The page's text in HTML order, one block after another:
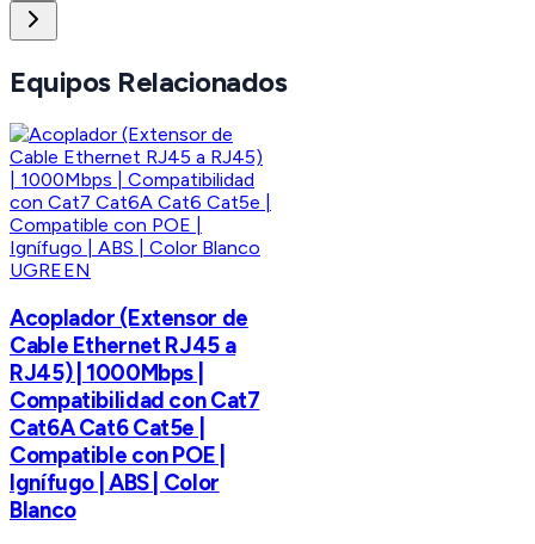
Equipos Relacionados
UGREEN
Acoplador (Extensor de
Cable Ethernet RJ45 a
RJ45) | 1000Mbps |
Compatibilidad con Cat7
Cat6A Cat6 Cat5e |
Compatible con POE |
Ignífugo | ABS | Color
Blanco